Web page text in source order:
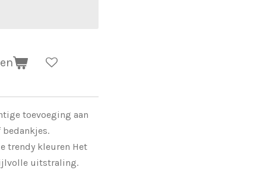
toevoeging aan
trendy kleuren Het
uitstraling.